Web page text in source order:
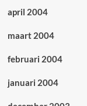
april 2004
maart 2004
februari 2004
januari 2004